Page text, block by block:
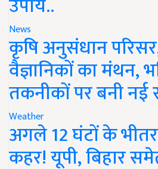
News
कृषि अनुसंधान
वैज्ञानिकों का मंथन,
तकनीकों पर बनी नई
Weather
अगले 12 घंटों के
कहर! यूपी, बिहार